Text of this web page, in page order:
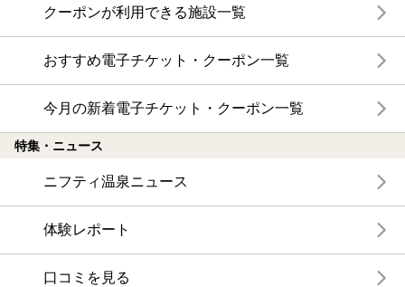
クーポンが利用できる施設一覧
おすすめ電子チケット・クーポン一覧
今月の新着電子チケット・クーポン一覧
特集・ニュース
ニフティ温泉ニュース
体験レポート
口コミを見る